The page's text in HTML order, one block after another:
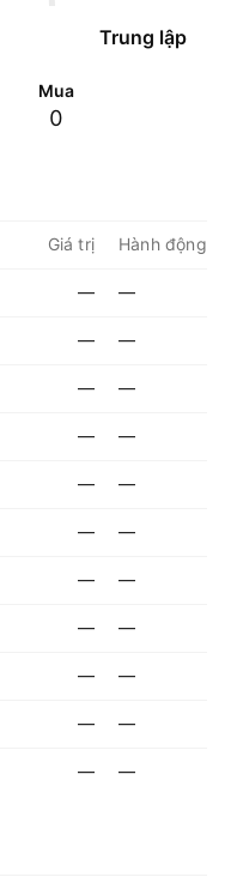
Trung lập
Mua
0
Giá trị Hành động
— —
— —
— —
— —
— —
— —
— —
— —
— —
— —
— —